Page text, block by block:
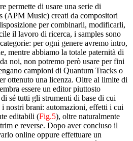
permette di usare una serie di
(APM Music) creati da compositori
per combinarli, modificarli,
il lavoro di ricerca, i samples sono
per ogni genere avremo intro,
mentre abbiamo la totale paternità di
noi, non potremo però usare per fini
campioni di Quantum Tracks o
ottenuto una licenza. Oltre al limite di
essere un editor piuttosto
sé tutti gli strumenti di base di cui
nostri brani: automazioni, effetti i cui
editabili (Fig.5), oltre naturalmente
e reverse. Dopo aver concluso il
online oppure effettuare un